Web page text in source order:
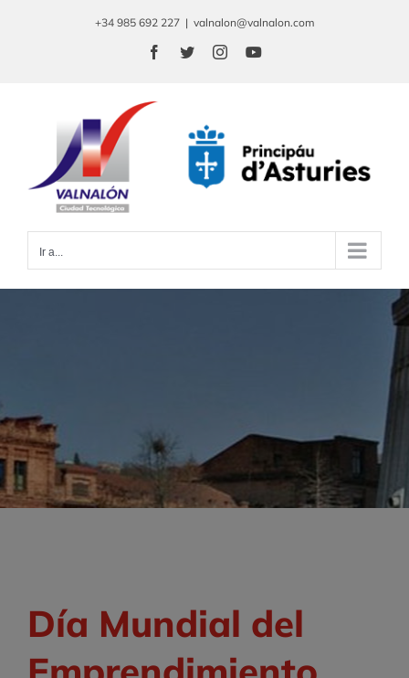
+34 985 692 227 | valnalon@valnalon.com
Facebook
TwitterInstagramYouTube
Ir a...
Día Mundial del